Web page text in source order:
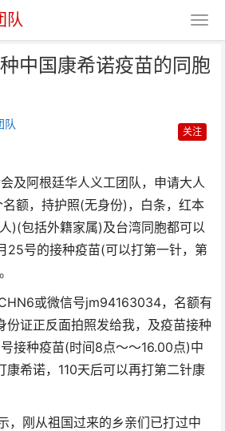
队
中国康希诺疫苗的同胞
队
关注
阿根廷华人义工团队，申请大人
额，持护照(无身份)，白条，红本
)(包括外籍家属)及台湾同胞都可以
25号的接种疫苗(可以打第一针，第
或微信号jm94163034，名额有
份证正反面拍照发给我，及疫苗接种
接种疫苗(时间8点～～16.00点)中
康希诺，110天后可以再打第二针康
刚从祖国过来的乡亲们已打过中
国康希诺疫苗
了